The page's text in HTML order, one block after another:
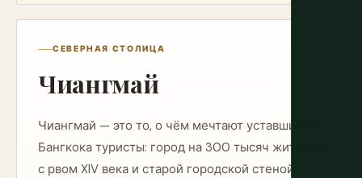
СЕВЕРНАЯ СТОЛИЦА
Чиангмай
Чиангмай — это то, о чём мечтают уставшие от
Бангкока туристы: город на 300 тысяч жителей
с рвом XIV века и старой городской стеной,